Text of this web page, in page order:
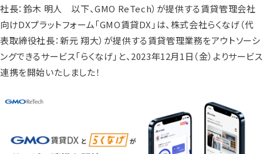
社長：鈴木 明人 以下、GMO ReTech）が提供する賃貸管理会社
向けDXプラットフォーム「GMO賃貸DX」は、株式会社らくなげ（代
表取締役社長：新元 翔大）が提供する賃貸管理業務をアウトソーシ
ングできるサービス「らくなげ」と、2023年12月1日（金）よりサービス
連携を開始いたしました！